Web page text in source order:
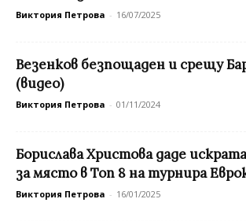
Виктория Петрова - 16/07/2025
Везенков безпощаден и срещу
(видео)
Виктория Петрова - 01/11/2024
Борислава Христова даде
за място в Топ 8 на турнира
Виктория Петрова - 16/01/2025